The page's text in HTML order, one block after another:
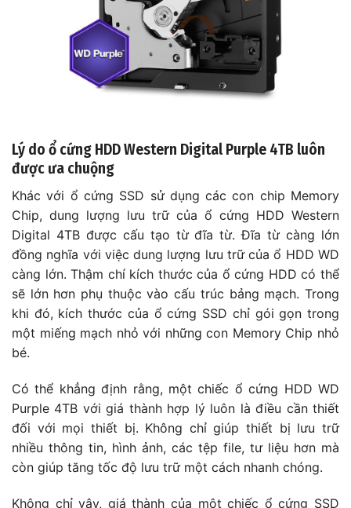
Lý do ổ cứng HDD Western Digital Purple 4TB luôn
được ưa chuộng
Khác với ổ cứng SSD sử dụng các con chip Memory
Chip, dung lượng lưu trữ của ổ cứng HDD Western
Digital 4TB được cấu tạo từ đĩa từ. Đĩa từ càng lớn
đồng nghĩa với việc dung lượng lưu trữ của ổ HDD WD
càng lớn. Thậm chí kích thước của ổ cứng HDD có thể
sẽ lớn hơn phụ thuộc vào cấu trúc bảng mạch. Trong
khi đó, kích thước của ổ cứng SSD chỉ gói gọn trong
một miếng mạch nhỏ với những con Memory Chip nhỏ
bé.
Có thể khẳng định rằng, một chiếc ổ cứng HDD WD
Purple 4TB với giá thành hợp lý luôn là điều cần thiết
đối với mọi thiết bị. Không chỉ giúp thiết bị lưu trữ
nhiều thông tin, hình ảnh, các tệp file, tư liệu hơn mà
còn giúp tăng tốc độ lưu trữ một cách nhanh chóng.
Không chỉ vậy, giá thành của một chiếc ổ cứng SSD